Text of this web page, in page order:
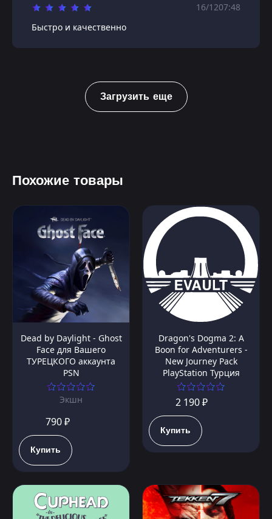
16/1207:48
Быстро и качественно
Загрузить еще
Похожие товары
Dead by Daylight - Ghost
Face для Вашего
ТУРЕЦКОГО аккаунта
PSN
Экшн
790 ₽
Купить
Dragon's Dogma 2: A
Boon for Adventurers -
New Journey Pack
PlayStation Турция
2 190 ₽
Купить